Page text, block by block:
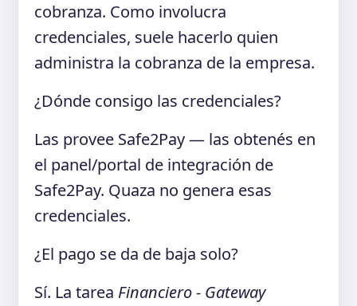
cobranza. Como involucra
credenciales, suele hacerlo quien
administra la cobranza de la empresa.
¿Dónde consigo las credenciales?
Las provee Safe2Pay — las obtenés en
el panel/portal de integración de
Safe2Pay. Quaza no genera esas
credenciales.
¿El pago se da de baja solo?
Sí. La tarea Financiero - Gateway